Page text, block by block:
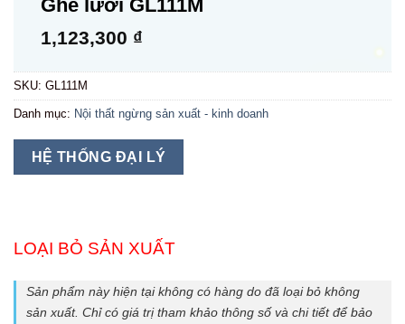
Ghế lưới GL111M
1,123,300 ₫
SKU: GL111M
Danh mục: Nội thất ngừng sản xuất - kinh doanh
HỆ THỐNG ĐẠI LÝ
LOẠI BỎ SẢN XUẤT
Sản phẩm này hiện tại không có hàng do đã loại bỏ không
sản xuất. Chỉ có giá trị tham khảo thông số và chi tiết để bảo